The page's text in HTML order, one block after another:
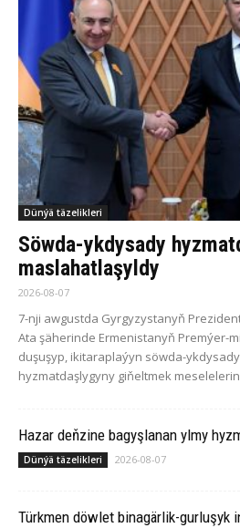
Dünýä täzelikleri
Söwda-ykdysady
maslahatlaşyldy
2026-08-07
7-nji awgustda Gyrgyzystanyň
Ata şäherinde Ermenistanyň Premýer-
duşuşyp, ikitaraplaýyn söwda-
hyzmatdaşlygyny giňeltmek
Hazar deňzine bagyşlanan ylmy
Dünýä täzelikleri 2026-08-07
Türkmen döwlet binagärlik-gurluşyk